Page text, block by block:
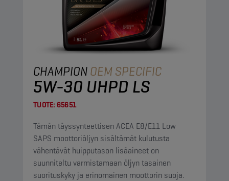
CHAMPIONOEM SPECIFIC
5W-30 UHPD LS
TUOTE: 65651
Tämän täyssynteettisen ACEA E8/E11 Low
SAPS moottoriöljyn sisältämät kulutusta
vähentävät huipputason lisäaineet on
suunniteltu varmistamaan öljyn tasainen
suorituskyky ja erinomainen moottorin suoja.